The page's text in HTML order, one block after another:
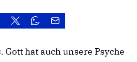
Gott hat auch unsere Psyche